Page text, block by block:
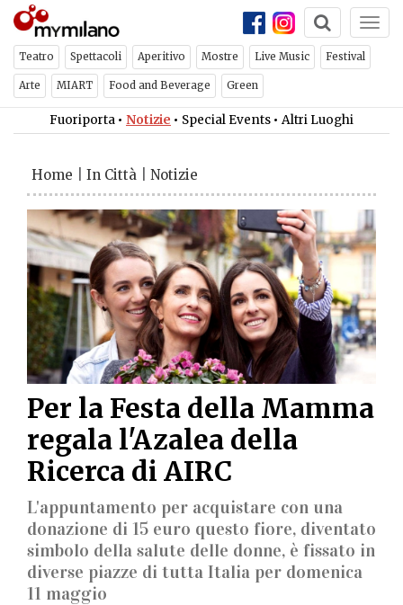
Teatro Spettacoli Aperitivo Mostre Live Music Festival
Arte MIART Food and Beverage Green
Fuoriporta • Notizie • Special Events • Altri Luoghi
Home In Città Notizie
Per la Festa della Mamma
regala l'Azalea della
Ricerca di AIRC
L'appuntamento per acquistare con una
donazione di 15 euro questo fiore, diventato
simbolo della salute delle donne, è fissato in
diverse piazze di tutta Italia per domenica
11 maggio